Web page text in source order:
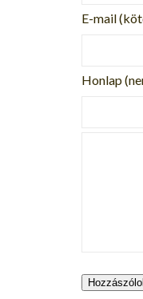
E-mail
Honlap